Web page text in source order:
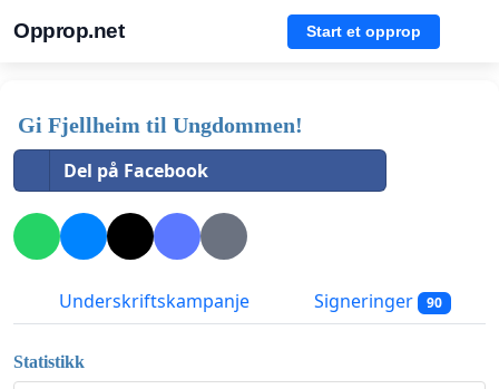
Opprop.net Start et opprop
Gi Fjellheim til Ungdommen!
Del på Facebook
Underskriftskampanje Signeringer 90
Statistikk